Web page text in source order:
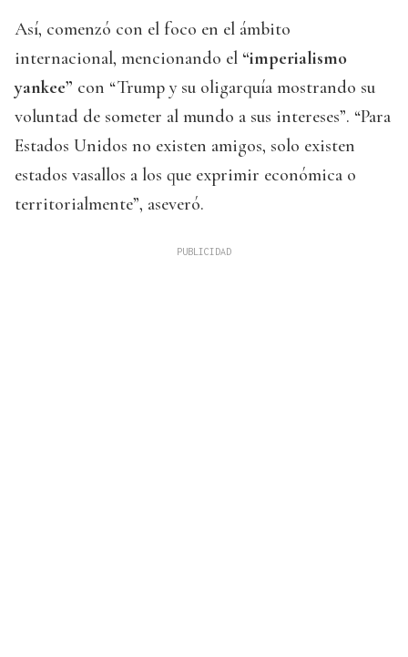
Así, comenzó con el foco en el ámbito
internacional, mencionando el “imperialismo
yankee” con “Trump y su oligarquía mostrando su
voluntad de someter al mundo a sus intereses”. “Para
Estados Unidos no existen amigos, solo existen
estados vasallos a los que exprimir económica o
territorialmente”, aseveró.